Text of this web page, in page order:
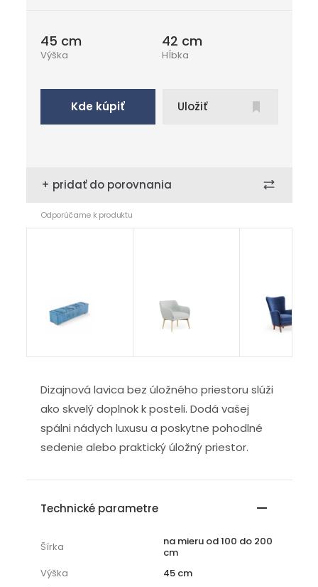
Výška
45 cm
Hĺbka
42 cm
Kde kúpiť Uložiť
+ pridať do porovnania
Odporúčame k produktu
Taburet Modern De Luxe
Dizajnová lavica bez úložného priestoru slúži
ako skvelý doplnok k posteli. Dodá vašej
spálni nádych luxusu a poskytne pohodlné
sedenie alebo praktický úložný priestor.
Technické parametre
Šírka
na mieru od 100 do 200
cm
Výška
45 cm